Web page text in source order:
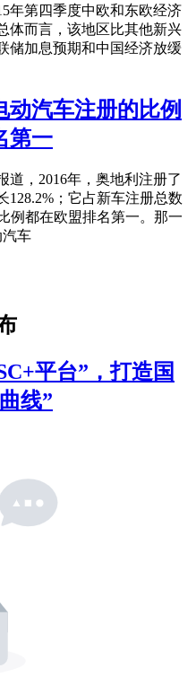
年第四季度中欧和东欧经济
体而言，该地区比其他新兴
储加息预期和中国经济放缓
动汽车注册的比例
第一
道，2016年，奥地利注册了
128.2%；它占新车注册总数
例都在欧盟排名第一。那一
汽车
平台”，打造国
线”